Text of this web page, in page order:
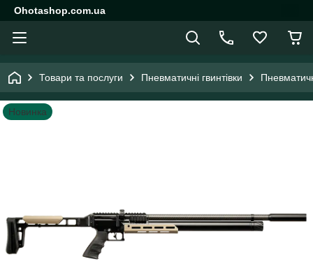
Ohotashop.com.ua
Товари та послуги Пневматичні гвинтівки
Новинка